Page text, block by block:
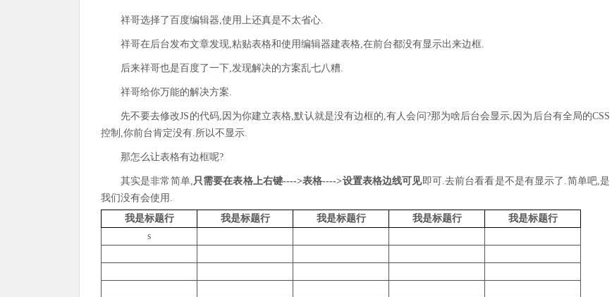
祥哥选择了百度编辑器,使用上还真是不太省心.
祥哥在后台发布文章发现,粘贴表格和使用编辑器建表格,在前台都没有显示出来边框.
后来祥哥也是百度了一下,发现解决的方案乱七八糟.
祥哥给你万能的解决方案.
先不要去修改JS的代码,因为你建立表格,默认就是没有边框的,有人会问?那为啥后台会显示,因为后台有全局的CSS
控制,你前台肯定没有.所以不显示.
那怎么让表格有边框呢?
其实是非常简单,只需要在表格上右键---->表格---->设置表格边线可见即可.去前台看看是不是有显示了.简单吧,是
我们没有会使用.
我是标题行
我是标题行 我是标题行 我是标题行
我是标题行
s